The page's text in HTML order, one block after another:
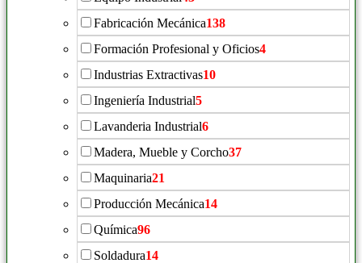
Fabricación Mecánica138
Formación Profesional y Oficios4
Industrias Extractivas10
Ingeniería Industrial5
Lavanderia Industrial6
Madera, Mueble y Corcho37
Maquinaria21
Producción Mecánica14
Química96
Soldadura14